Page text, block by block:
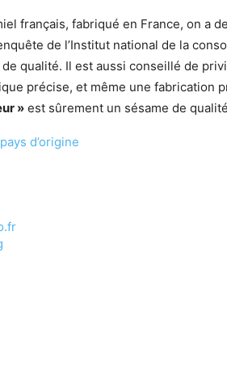
français, fabriqué en France, on a
de l’Institut national de la
qualité. Il est aussi conseillé de
précise, et même une fabrication
» est sûrement un sésame de
d’origine